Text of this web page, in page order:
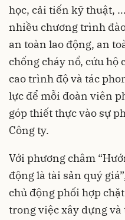
học, cải tiến kỹ thuật,
nhiều chương trình
an toàn lao động, an
chống cháy nổ, cứu
cao trình độ và tác
lực để mỗi đoàn viên
góp thiết thực vào sự
Công ty.
Với phương châm
động là tài sản quý
chủ động phối hợp
trong việc xây dựng